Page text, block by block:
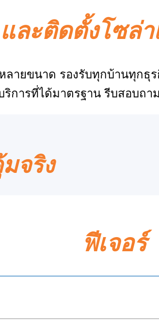
ละติดตั้งโซล่า
ลายขนาด รองรับทุกบ้านทุก
ริการที่ได้มาตรฐาน รีบสอบถา
จริง
ฟีเจอร์